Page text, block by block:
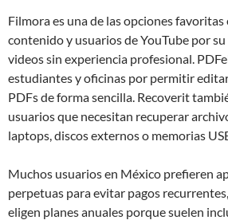
Filmora es una de las opciones
contenido y usuarios de YouTube por
videos sin experiencia profesional.
estudiantes y oficinas por permitir
PDFs de forma sencilla. Recoverit
usuarios que necesitan recuperar
laptops, discos externos o memorias
Muchos usuarios en México prefieren
perpetuas para evitar pagos
eligen planes anuales porque suelen